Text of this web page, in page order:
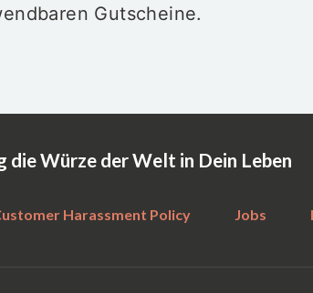
Gutscheine.
die Würze der Welt in Dein Leben
Harassment Policy Jobs